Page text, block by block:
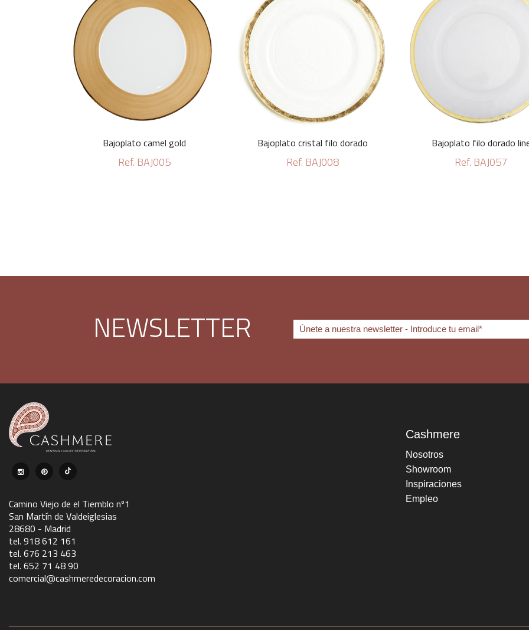
Bajoplato camel gold
Ref. BAJ005
Bajoplato cristal filo dorado
Ref. BAJ008
Bajoplato filo dorado
Ref. BAJ057
NEWSLETTER
Camino Viejo de el Tiemblo nº1
San Martín de Valdeiglesias
28680 - Madrid
tel. 918 612 161
tel. 676 213 463
tel. 652 71 48 90
comercial@cashmeredecoracion.com
Cashmere
Nosotros
Showroom
Inspiraciones
Empleo